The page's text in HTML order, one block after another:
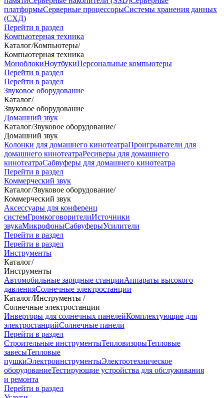
платформыСерверные процессорыСистемы хранения данных
(СХД)
Перейти в раздел
Компьютерная техника
Каталог/Компьютеры/
Компьютерная техника
МоноблокиНоутбукиПерсональные компьютеры
Перейти в раздел
Перейти в раздел
Звуковое оборудование
Каталог/
Звуковое оборудование
Домашний звук
Каталог/Звуковое оборудование/
Домашний звук
Колонки для домашнего кинотеатраПроигрыватели для
домашнего кинотеатраРесиверы для домашнего
кинотеатраСабвуферы для домашнего кинотеатра
Перейти в раздел
Коммерческий звук
Каталог/Звуковое оборудование/
Коммерческий звук
Аксессуары для конференц
системГромкоговорителиИсточники
звукаМикрофоныСабвуферыУсилители
Перейти в раздел
Перейти в раздел
Инструменты
Каталог/
Инструменты
Автомобильные зарядные станцииАппараты высокого
давленияСолнечные электростанции
Каталог/Инструменты /
Солнечные электростанции
Инверторы для солнечных панелейКомплектующие для
электростанцийСолнечные панели
Перейти в раздел
Строительные инструментыТепловизорыТепловые
завесыТепловые
пушкиЭлектроинструментыЭлектротехническое
оборудованиеТестирующие устройства для обслуживания
и ремонта
Перейти в раздел